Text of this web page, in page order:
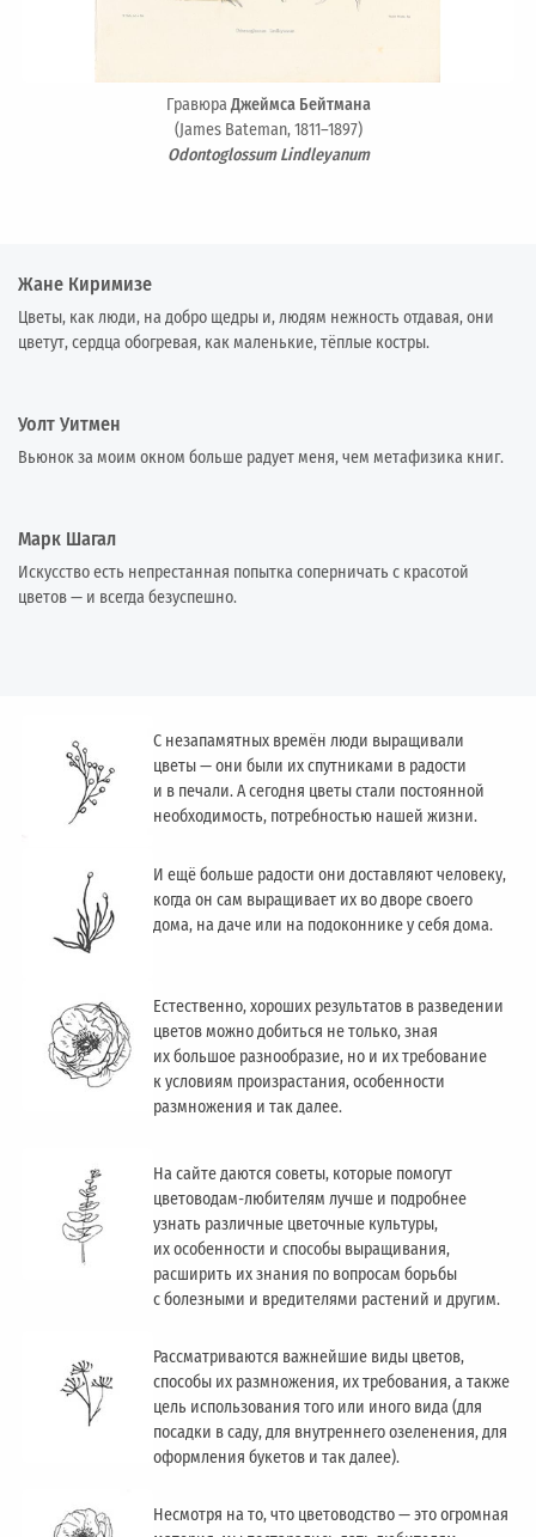
ГравюраДжеймса Бейтмана
(James Bateman, 1811–1897)
Odontoglossum Lindleyanum
Жане Киримизе
Цветы, как люди, на добро щедры и, людям нежность отдавая, они
цветут, сердца обогревая, как маленькие, тёплые костры.
Уолт Уитмен
Вьюнок за моим окном больше радует меня, чем метафизика книг.
Марк Шагал
Искусство есть непрестанная попытка соперничать с красотой
цветов — и всегда безуспешно.
С незапамятных времён люди выращивали
цветы — они были их спутниками в радости
и в печали. А сегодня цветы стали постоянной
необходимость, потребностью нашей жизни.
И ещё больше радости они доставляют человеку,
когда он сам выращивает их во дворе своего
дома, на даче или на подоконнике у себя дома.
Естественно, хороших результатов в разведении
цветов можно добиться не только, зная
их большое разнообразие, но и их требование
к условиям произрастания, особенности
размножения и так далее.
На сайте даются советы, которые помогут
цветоводам-любителям лучше и подробнее
узнать различные цветочные культуры,
их особенности и способы выращивания,
расширить их знания по вопросам борьбы
с болезными и вредителями растений и другим.
Рассматриваются важнейшие виды цветов,
способы их размножения, их требования, а также
цель использования того или иного вида (для
посадки в саду, для внутреннего озеленения, для
оформления букетов и так далее).
Несмотря на то, что цветоводство — это огромная